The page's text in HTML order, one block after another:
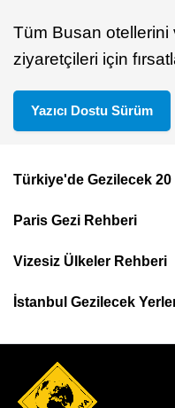
Tüm Busan
ziyaretçileri için
Yazıcı Dostu Sürüm
Top
Menu
Türkiye'de Gezilecek 20
Paris Gezi Rehberi
Vizesiz Ülkeler Rehberi
İstanbul Gezilecek